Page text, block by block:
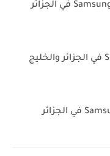
سعر تابلت Samsung Galaxy Tab S10 Plus في الجزائر
سعر ومواصفات Sony Xperia 1 VII في الجزائر والخليج
سعر ومواصفات Samsung Galaxy M05 في الجزائر